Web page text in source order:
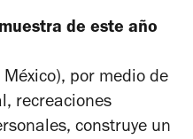
de este año
por medio de
recreaciones
construye un